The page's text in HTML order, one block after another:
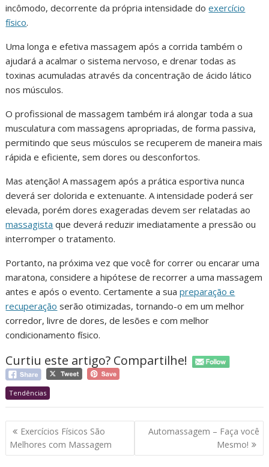
incômodo, decorrente da própria intensidade doexercício
físico.
Uma longa e efetiva massagem após a corrida também o
ajudará a acalmar o sistema nervoso, e drenar todas as
toxinas acumuladas através da concentração de ácido lático
nos músculos.
O profissional de massagem também irá alongar toda a sua
musculatura com massagens apropriadas, de forma passiva,
permitindo que seus músculos se recuperem de maneira mais
rápida e eficiente, sem dores ou desconfortos.
Mas atenção! A massagem após a prática esportiva nunca
deverá ser dolorida e extenuante. A intensidade poderá ser
elevada, porém dores exageradas devem ser relatadas ao
massagista que deverá reduzir imediatamente a pressão ou
interromper o tratamento.
Portanto, na próxima vez que você for correr ou encarar uma
maratona, considere a hipótese de recorrer a uma massagem
antes e após o evento. Certamente a suapreparação e
recuperação serão otimizadas, tornando-o em um melhor
corredor, livre de dores, de lesões e com melhor
condicionamento físico.
Curtiu este artigo? Compartilhe!
Tendências
Navegação
de
Post
Exercícios Físicos São
Melhores com Massagem
Automassagem – Faça você
Mesmo!